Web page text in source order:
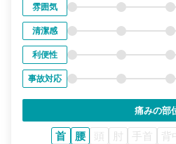
雰囲気
清潔感
利便性
事故対応
痛みの部
首 腰 頭 肘 手首 背